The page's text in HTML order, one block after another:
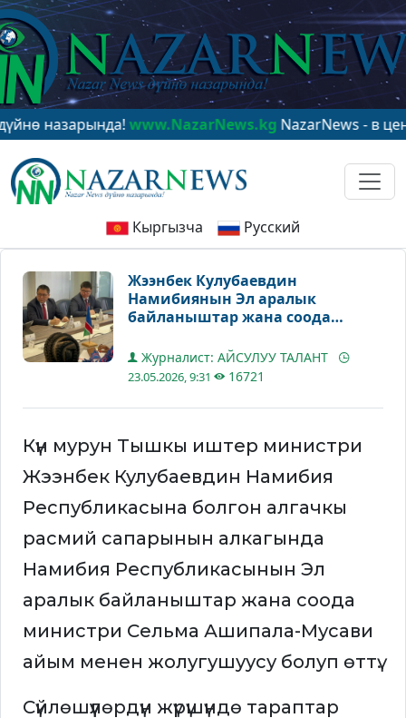
www.NazarNews.kgNazarNews - в центре
Кыргызча Русский
Жээнбек Кулубаевдин
Намибиянын Эл аралык
байланыштар жана соода
болду
Журналист: АЙСУЛУУ ТАЛАНТ
23.05.2026, 9:31 16721
Күн мурун Тышкы иштер министри
Жээнбек Кулубаевдин Намибия
Республикасына болгон алгачкы
расмий сапарынын алкагында
Намибия Республикасынын Эл
аралык байланыштар жана соода
министри Сельма Ашипала-Мусави
айым менен жолугушуусу болуп өттү.
Сүйлөшүүлөрдүн жүрүшүндө тараптар